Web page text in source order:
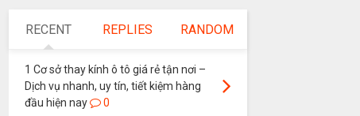
RECENT REPLIES RANDOM
1 Cơ sở thay kính ô tô giá rẻ tận nơi –
Dịch vụ nhanh, uy tín, tiết kiệm hàng
đầu hiện nay
0